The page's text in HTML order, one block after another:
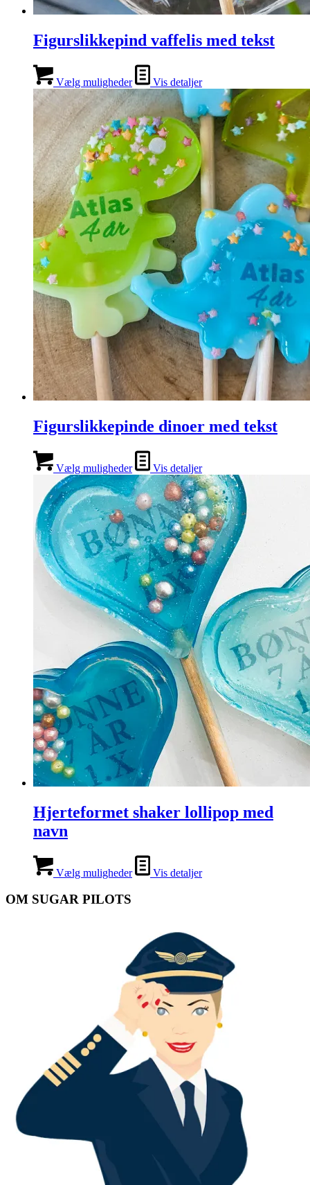
Figurslikkepind vaffelis med tekst
Vælg muligheder Vis detaljer
Figurslikkepinde dinoer med tekst
Vælg muligheder Vis detaljer
Hjerteformet shaker lollipop med
navn
Vælg muligheder Vis detaljer
OM SUGAR PILOTS